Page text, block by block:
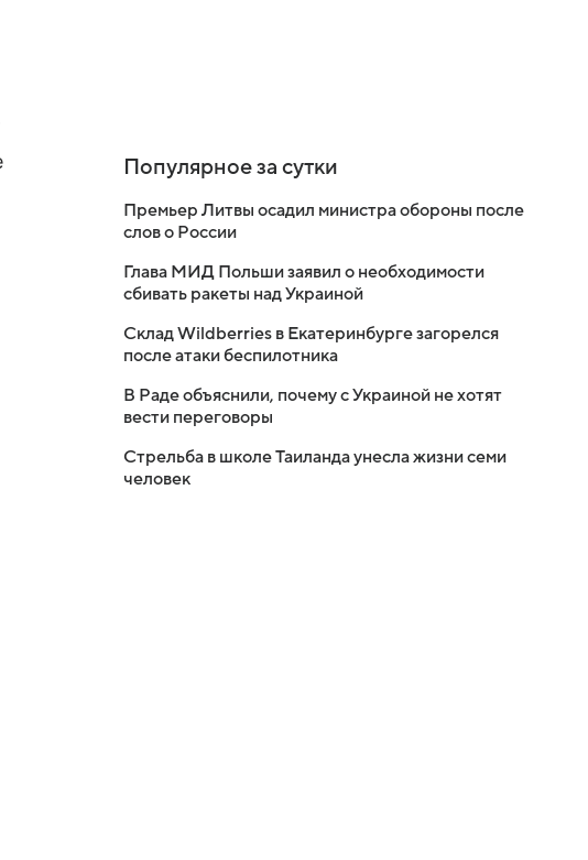
Популярное за сутки
Премьер Литвы осадил министра обороны после
слов о России
Глава МИД Польши заявил о необходимости
сбивать ракеты над Украиной
Склад Wildberries в Екатеринбурге загорелся
после атаки беспилотника
В Раде объяснили, почему с Украиной не хотят
вести переговоры
Стрельба в школе Таиланда унесла жизни семи
человек